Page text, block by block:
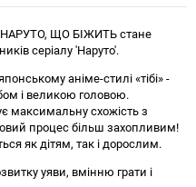
- НАРУТО, ЩО БІЖИТЬ стане
серіалу 'Наруто'.
аніме-стилі «тібі» -
і великою головою.
максимальну схожість з
процес більш захопливим!
як дітям, так і дорослим.
уяви, вмінню грати і